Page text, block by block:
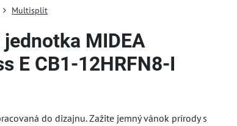
Multisplit
MIDEA
E CB1-12HRFN8-I
do dizajnu. Zažite jemný vánok prírody s